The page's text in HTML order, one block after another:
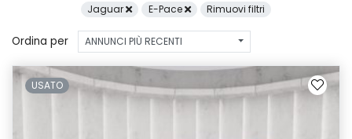
Jaguar E-Pace Rimuovi filtri
Ordina per ANNUNCI PIÙ RECENTI
USATO